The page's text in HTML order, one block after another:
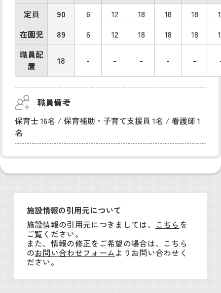
定員
90 6 12 18 18 18
在園児
89 6 12 18 18 18
職員配
置
18 - - - - -
職員備考
保育士 16名 / 保育補助・子育て支援員 1名 / 看護師 1
名
施設情報の引用元について
施設情報の引用元につきましては、 こちら を
ご覧ください。
また、情報の修正をご希望の場合は、こちら
のお問い合わせフォームよりお問い合わせく
ださい。